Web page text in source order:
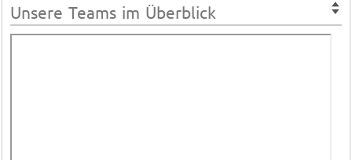
Unsere Teams im Überblick